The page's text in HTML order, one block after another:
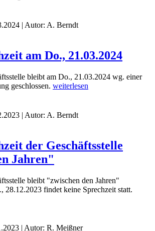
| Autor: A. Berndt
am Do., 21.03.2024
bleibt am Do., 21.03.2024 wg. einer
geschlossen. weiterlesen
| Autor: A. Berndt
der Geschäftsstelle
Jahren"
bleibt "zwischen den Jahren"
28.12.2023 findet keine Sprechzeit statt.
| Autor: R. Meißner